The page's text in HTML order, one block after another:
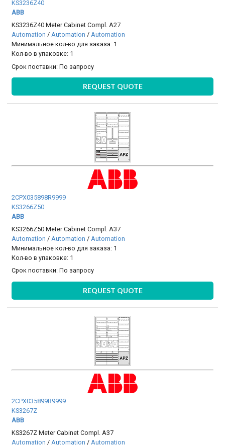
KS3236Z40
ABB
KS3236Z40 Meter Cabinet Compl. A27
Automation /Automation /Automation
Минимальное кол-во для заказа: 1
Кол-во в упаковке: 1
Срок поставки:По запросу
REQUEST QUOTE
2CPX035898R9999
KS3266Z50
ABB
KS3266Z50 Meter Cabinet Compl. A37
Automation / Automation / Automation
Минимальное кол-во для заказа: 1
Кол-во в упаковке: 1
Срок поставки:По запросу
REQUEST QUOTE
2CPX035899R9999
KS3267Z
ABB
KS3267Z Meter Cabinet Compl. A37
Automation /Automation /Automation